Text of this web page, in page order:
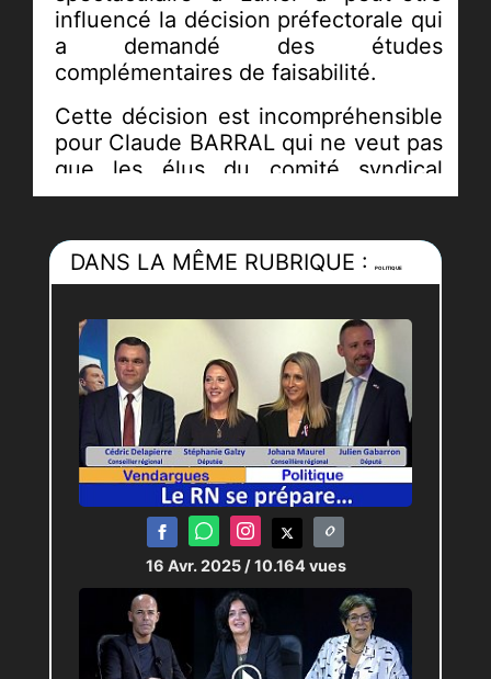
influencé la décision préfectorale qui
a demandé des études
complémentaires de faisabilité.
Cette décision est incompréhensible
pour Claude BARRAL qui ne veut pas
que les élus du comité syndical
portent le chapeau en cas de rupture
de fait reporté à plus d’un an pour
pouvoir représenter une nouvelle
études complémentaires
demandées.
Une ambiance assez lourde pesait
sur cette réunion avec des échanges
un peu vifs, liés aux enjeux du
dossier.
La fin de cet article est
http://agglo.tv/Ne-pas-porter-le-
DANS LA MÊME RUBRIQUE :POLITIQUE
16 Avr. 2025 / 10.164 vues